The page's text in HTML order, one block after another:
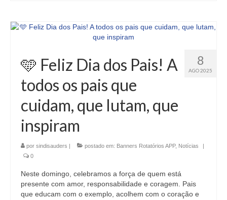
8
AGO 2025
🩵 Feliz Dia dos Pais! A
todos os pais que
cuidam, que lutam, que
inspiram
por sindisauders | postado em: Banners Rotatórios APP, Notícias
|
0
Neste domingo, celebramos a força de quem está
presente com amor, responsabilidade e coragem. Pais
que educam com o exemplo, acolhem com o coração e